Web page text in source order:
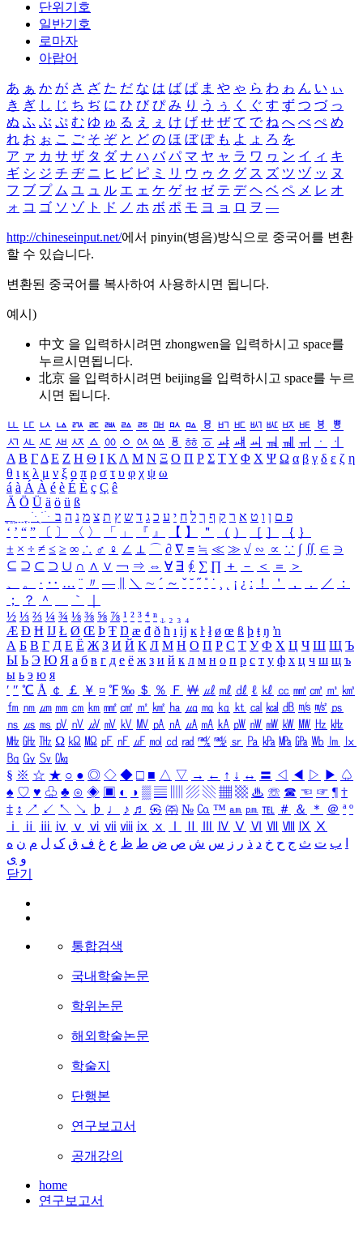
단위기호
일반기호
로마자
아랍어
あ ぁ か が さ ざ た だ な は ば ぱ ま や ゃ ら わ ゎ ん い ぃ
き ぎ し じ ち ぢ に ひ び ぴ み り う ぅ く ぐ す ず つ づ っ
ぬ ふ ぶ ぷ む ゆ ゅ る え ぇ け げ せ ぜ て で ね へ べ ぺ め
れ お ぉ こ ご そ ぞ と ど の ほ ぼ ぽ も よ ょ ろ を
ア ァ カ サ ザ タ ダ ナ ハ バ パ マ ヤ ャ ラ ワ ヮ ン イ ィ キ
ギ シ ジ チ ヂ ニ ヒ ビ ピ ミ リ ウ ゥ ク グ ス ズ ツ ヅ ッ ヌ
フ ブ プ ム ユ ュ ル エ ェ ケ ゲ セ ゼ テ デ ヘ ベ ペ メ レ オ
ォ コ ゴ ソ ゾ ト ド ノ ホ ボ ポ モ ヨ ョ ロ ヲ ―
http://chineseinput.net/에서 pinyin(병음)방식으로 중국어를 변환
할 수 있습니다.
변환된 중국어를 복사하여 사용하시면 됩니다.
예시)
中文 을 입력하시려면 zhongwen을 입력하시고 space를
누르시면됩니다.
北京 을 입력하시려면 beijing을 입력하시고 space를 누르
시면 됩니다.
ㅥ ㅦ ㅧ ㅨ ㅩ ㅪ ㅫ ㅬ ㅭ ㅮ ㅯ ㅰ ㅱ ㅲ ㅳ ㅴ ㅵ ㅶ ㅷ ㅸ
ㅹ
ㅺ ㅻ ㅼ ㅽ ㅾ ㅿ ㆀ ㆁ ㆂ ㆃ ㆄ ㆅ ㆆ ㆇ ㆈ ㆉ ㆊ ㆋ ㆌ ㆍ
ㆎ
Α Β ΓΔ Ε Ζ Η Θ Ι ΚΛ Μ Ν Ξ Ο Π Ρ Σ ΤΥ Φ Χ Ψ Ω α β γ δ ε ζ η
θ ι κ λ μ ν ξ ο π ρ σ τ υ φ χ ψ ω
á à Á À é è É È ç Ç ê
Ä Ö Ü ä ö ü ß
ִֶֹ ֻּ ׁׂ פ ם ן ו ט א ר ק ף ך ל ח י ע כ ג ד ש ץ ת צ מ נ ה ב
‘ ’ “ ” 〔 〕 〈 〉 「 」 『 』 【 】 ＂ （ ） ［ ］ ｛ ｝
± × ÷ ≠ ≤ ≥ ∞ ∴ ♂ ♀ ∠ ⊥ ⌒ ∂ ∇ ≡ ≒ ≪ ≫ √ ∽ ∝ ∵ ∫ ∬ ∈ ∋
⊆ ⊇ ⊂ ⊃ ∪ ∩ ∧ ∨ ￢ ⇒ ⇔ ∀ ∃ ∮ ∑ ∏ ＋ － ＜ ＝
＞
、
。 · ‥ … ¨ 〃 ― ＼ ∼ ´ ～ ˇ ˘ ˝ ˚ ˙ ¸ ¡ ¿ ː ！ ＇ ， ． ／
：
；
？ ＾ ｀
½ ⅓ ⅔ ¼ ¾ ⅛ ⅜ ⅝ ⅞ ¹ ² ³ ⁴ ⁿ ₁ ₂ ₃ ₄
Æ Ð Ħ Ĳ Ł Ø Œ Þ Ŧ Ŋ æ đ ð ħ ı ĳ ĸ ŀ ł ø œ ß þ ŧ ŋ ŉ
А Б В Г Д Е Ё Ж З И Й К Л М Н О П Р С Т У Ф Х Ц Ч Ш Щ Ъ
Ы Ь Э Ю Я а б в г д е ё ж з и й к л м н о п р с т у ф х ц ч ш щ ъ
ы ь э ю я
′ ″ ℃ Å ￠ ￡ ￥ ¤ ℉ ‰ ＄ ％ Ｆ ￦ ㎕ ㎖ ㎗ ℓ ㎘ ㏄ ㎣ ㎤ ㎥ ㎦
㎙ ㎚ ㎛ ㎜ ㎝ ㎞ ㎟ ㎠ ㎡ ㎢ ㏊ ㎍ ㎎ ㎏ ㏏ ㎈ ㎉ ㏈ ㎧ ㎨ ㎰
㎱ ㎲ ㎳ ㎴ ㎵ ㎶ ㎷ ㎸ ㎹ ㎀ ㎁ ㎂ ㎃ ㎄ ㎺ ㎻ ㎽ ㎾ ㎿ ㎐ ㎑
㎒ ㎓ ㎔ Ω ㏀ ㏁ ㎊ ㎋ ㎌ ㏖ ㏅ ㎭ ㎮ ㎯ ㏛ ㎩ ㎪ ㎫ ㎬ ㏝ ㏐
㏓
㏃ ㏉ ㏜ ㏆
§ ※ ☆ ★ ○ ● ◎ ◇ ◆ □ ■ △ ▽ → ← ↑ ↓ ↔ 〓 ◁ ◀ ▷ ▶ ♤
♠ ♡ ♥ ♧ ♣ ⊙ ◈ ▣ ◐ ◑ ▒ ▤ ▨ ▧ ▦ ▩ ♨ ☏ ☎ ☜ ☞ ¶ †
‡ ↕ ↗ ↙ ↖ ↘ ♭ ♩ ♪ ♬ ㉿ ㈜ № ㏇ ™ ㏂ ㏘ ℡ ＃ ＆ ＊ ＠ ª º
ⅰ
ⅱ ⅲ ⅳ ⅴ ⅵ ⅶ ⅷ ⅸ ⅹ Ⅳ Ⅴ Ⅵ Ⅶ Ⅷ Ⅸ Ⅹ
ب ت ث ج ح خ د ذ ر ز س ش ص ض ط ظ ع غ ف ق ک ل م ن ه
و ی
닫기
통합검색
국내학술논문
학위논문
해외학술논문
학술지
단행본
연구보고서
공개강의
home
연구보고서